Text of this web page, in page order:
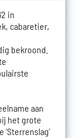
in
cabaretier,
bekroond.
aan
het grote
'Sterrenslag'